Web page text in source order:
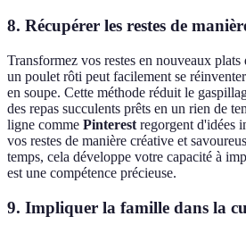
8. Récupérer les restes de
Transformez vos restes en nouveaux
un poulet rôti peut facilement se
en soupe. Cette méthode réduit le
des repas succulents prêts en un rien de
ligne comme Pinterest regorgent d'idées
vos restes de manière créative et
temps, cela développe votre capacité à
est une compétence précieuse.
9. Impliquer la famille dans la